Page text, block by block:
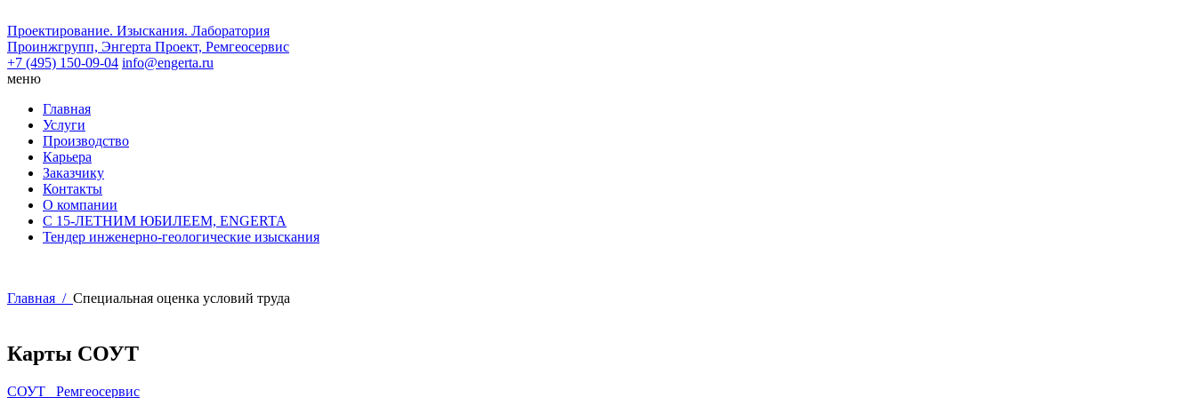
Проектирование. Изыскания. Лаборатория
Проинжгрупп, Энгерта Проект, Ремгеосервис
+7 (495) 150-09-04 info@engerta.ru
меню
Главная
Услуги
Производство
Карьера
Заказчику
Контакты
О компании
С 15-ЛЕТНИМ ЮБИЛЕЕМ, ENGERTA
Тендер инженерно-геологические изыскания
Главная / Специальная оценка условий труда
Карты СОУТ
СОУТ _Ремгеосервис